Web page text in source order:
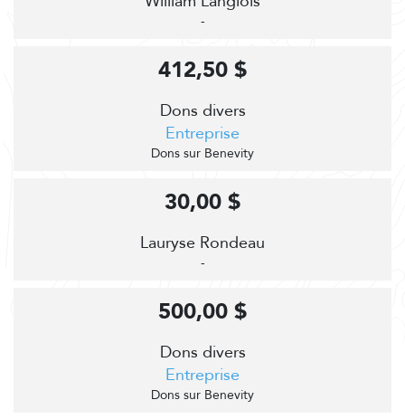
-
Dons divers
Entreprise
Dons sur Benevity
412,50 $
Lauryse Rondeau
-
30,00 $
Dons divers
Entreprise
Dons sur Benevity
500,00 $